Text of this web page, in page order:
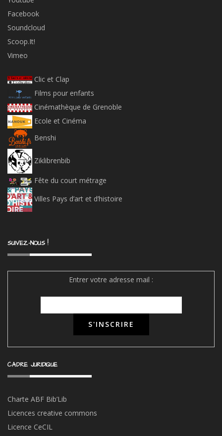
Facebook
Soundcloud
Scoop.It!
Vimeo
Clic et Clap
Films pour enfants
Cinémathèque de Grenoble
Ecole et Cinéma
Benshi
Ziklibrenbib
Fête du court métrage
Villes Pays d’art et d’histoire
SUIVEZ-NOUS !
Entrer votre adresse mail :
CADRE JURIDIQUE
Charte ABF Bib’Lib
Licences creative commons
Licence CeCIL